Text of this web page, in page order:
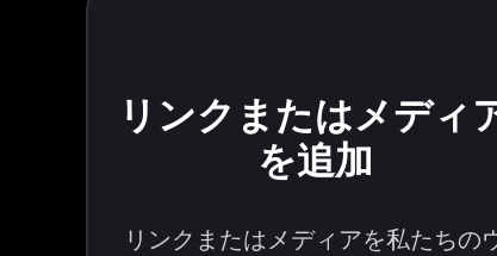
リンクまたはメディ
を追加
リンクまたはメディアを私たちの